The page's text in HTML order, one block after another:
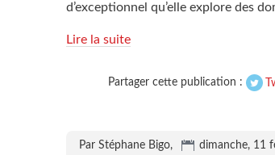
d’exceptionnel qu’elle explore des
Lire la suite
Partager cette publication :
Par Stéphane Bigo, dimanche, 11